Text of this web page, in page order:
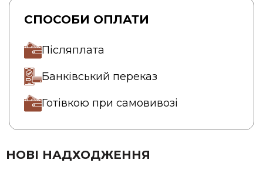
СПОСОБИ ОПЛАТИ
Післяплата
Банківський переказ
Готівкою при самовивозі
НОВІ НАДХОДЖЕННЯ